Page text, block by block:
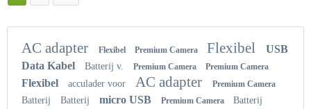
AC adapter Flexibel Premium Camera Flexibel
USB
Data Kabel
Batterij v. Premium Camera Premium Camera
Flexibel acculader voor AC adapter Premium Camera
Batterij Batterij micro USB Premium Camera Batterij